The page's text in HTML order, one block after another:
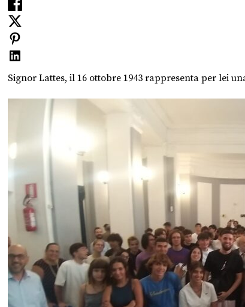
Signor Lattes, il 16 ottobre 1943 rappresenta per lei